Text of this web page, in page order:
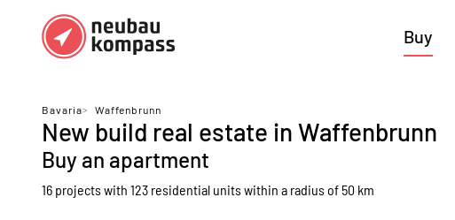
Buy
Regions
German federal states
Austria
Munich
Bavaria> Waffenbrunn
New build real estate in Waffenbrunn
Buy an apartment
16 projects with 123 residential unitswithin a radius of 50 km